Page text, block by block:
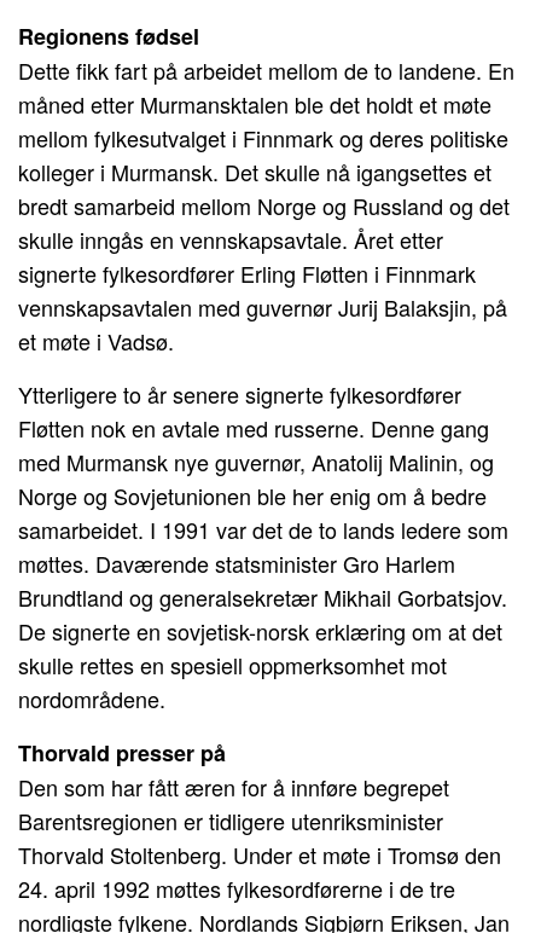
Regionens fødsel
Dette fikk fart på arbeidet mellom de to landene. En
måned etter Murmansktalen ble det holdt et møte
mellom fylkesutvalget i Finnmark og deres politiske
kolleger i Murmansk. Det skulle nå igangsettes et
bredt samarbeid mellom Norge og Russland og det
skulle inngås en vennskapsavtale. Året etter
signerte fylkesordfører Erling Fløtten i Finnmark
vennskapsavtalen med guvernør Jurij Balaksjin, på
et møte i Vadsø.
Ytterligere to år senere signerte fylkesordfører
Fløtten nok en avtale med russerne. Denne gang
med Murmansk nye guvernør, Anatolij Malinin, og
Norge og Sovjetunionen ble her enig om å bedre
samarbeidet. I 1991 var det de to lands ledere som
møttes. Daværende statsminister Gro Harlem
Brundtland og generalsekretær Mikhail Gorbatsjov.
De signerte en sovjetisk-norsk erklæring om at det
skulle rettes en spesiell oppmerksomhet mot
nordområdene.
Thorvald presser på
Den som har fått æren for å innføre begrepet
Barentsregionen er tidligere utenriksminister
Thorvald Stoltenberg. Under et møte i Tromsø den
24. april 1992 møttes fylkesordførerne i de tre
nordligste fylkene. Nordlands Sigbjørn Eriksen, Jan